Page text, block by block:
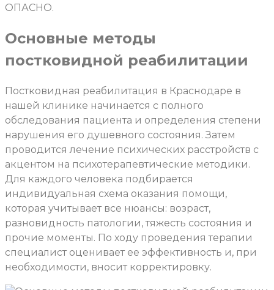
ОПАСНО.
Основные методы
постковидной реабилитации
Постковидная реабилитация в Краснодаре в
нашей клинике начинается с полного
обследования пациента и определения степени
нарушения его душевного состояния. Затем
проводится лечение психических расстройств с
акцентом на психотерапевтические методики.
Для каждого человека подбирается
индивидуальная схема оказания помощи,
которая учитывает все нюансы: возраст,
разновидность патологии, тяжесть состояния и
прочие моменты. По ходу проведения терапии
специалист оценивает ее эффективность и, при
необходимости, вносит корректировку.